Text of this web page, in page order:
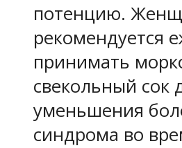
потенцию.
рекомендуется
принимать
свекольный сок
уменьшения
синдрома во